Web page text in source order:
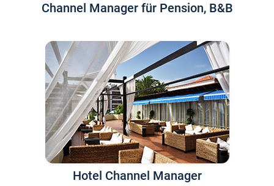
Channel Manager für Pension, B&B
Hotel Channel Manager